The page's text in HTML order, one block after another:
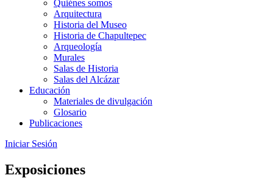
Quiénes somos
Arquitectura
Historia del Museo
Historia de Chapultepec
Arqueología
Murales
Salas de Historia
Salas del Alcázar
Educación
Materiales de divulgación
Glosario
Publicaciones
Iniciar Sesión
Exposiciones